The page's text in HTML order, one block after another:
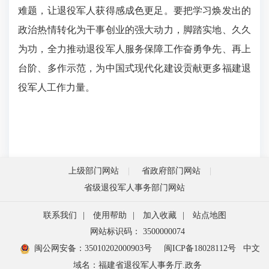
难题，让退役军人获得感成色更足。要把学习焕发出的
政治热情转化为干事创业的强大动力，脚踏实地、久久
为功，全力推动退役军人服务保障工作奋勇争先、再上
台阶、多作示范，为中国式现代化建设贡献更多福建退
役军人工作力量。
上级部门网站
省政府部门网站
省级退役军人事务部门网站
联系我们 使用帮助 加入收藏
站点地图
网站标识码： 3500000074
闽公网安备：35010202000903号
闽ICP备18028112号
中文
域名：福建省退役军人事务厅.政务